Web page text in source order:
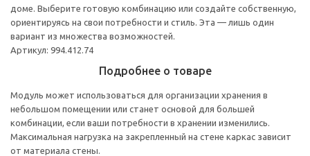
доме. Выберите готовую комбинацию или создайте собственную,
ориентируясь на свои потребности и стиль. Эта — лишь один
вариант из множества возможностей.
Артикул: 994.412.74
Подробнее о товаре
Модуль может использоваться для организации хранения в
небольшом помещении или станет основой для большей
комбинации, если ваши потребности в хранении изменились.
Максимальная нагрузка на закрепленный на стене каркас зависит
от материала стены.